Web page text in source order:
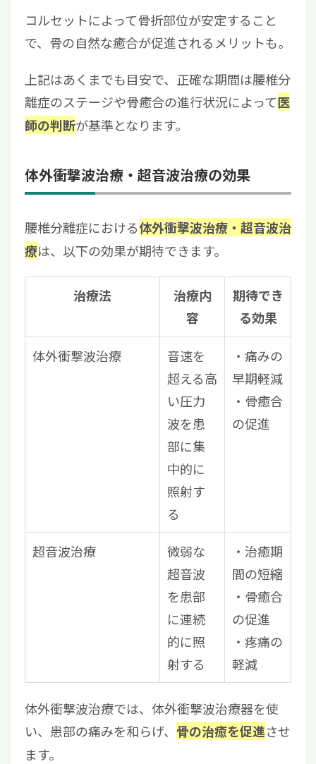
コルセットによって骨折部位が安定すること
で、骨の自然な癒合が促進されるメリットも。
上記はあくまでも目安で、正確な期間は腰椎分
離症のステージや骨癒合の進行状況によって医
師の判断が基準となります。
体外衝撃波治療・超音波治療の効果
腰椎分離症における体外衝撃波治療・超音波治
療は、以下の効果が期待できます。
治療法
治療内
容
期待でき
る効果
体外衝撃波治療
音速を
超える高
い圧力
波を患
部に集
中的に
照射す
る
・痛みの
早期軽減
・骨癒合
の促進
超音波治療
微弱な
超音波
を患部
に連続
的に照
射する
・治癒期
間の短縮
・骨癒合
の促進
・疼痛の
軽減
体外衝撃波治療では、体外衝撃波治療器を使
い、患部の痛みを和らげ、 骨の治癒を促進させ
ます。